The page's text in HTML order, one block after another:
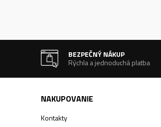
BEZPEČNÝ NÁKUP
Rýchla a jednoduchá platba
NAKUPOVANIE
Kontakty